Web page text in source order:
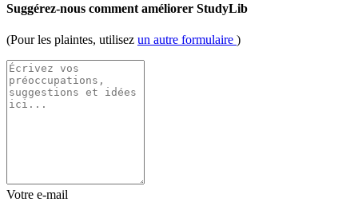
Suggérez-nous comment améliorer StudyLib
(Pour les plaintes, utilisez un autre formulaire )
Votre e-mail